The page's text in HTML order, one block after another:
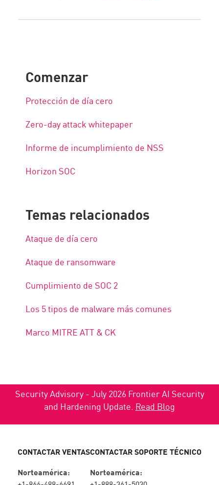
Comenzar
Protección de día cero
Zero-day attack whitepaper
Informe de incumplimiento de NSS
Horizon SOC
Temas relacionados
Ataque de día cero
Ataque de ransomware
Cumplimiento de SOC 2
Los 5 tipos de malware más comunes
Marco MITRE ATT & CK
Security Advisory - July 2026 Frontier AI Security
and Hardening Update. Read Blog
CONTACTAR VENTAS
Norteamérica:
CONTACTAR SOPORTE TÉCNICO
Norteamérica: